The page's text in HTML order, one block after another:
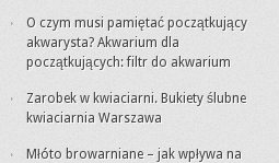
O czym musi pamiętać początkujący
akwarysta? Akwarium dla
początkujących: filtr do akwarium
Zarobek w kwiaciarni. Bukiety ślubne
kwiaciarnia Warszawa
Młóto browarniane – jak wpływa na